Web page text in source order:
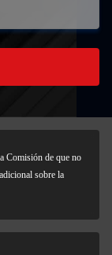
Comisión de que no
sobre la